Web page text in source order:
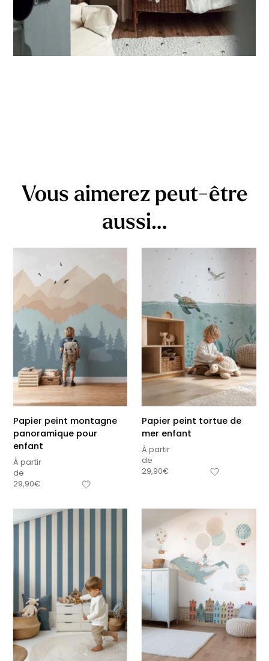
Vous aimerez peut-être
aussi…
Papier peint montagne
panoramique pour
enfant
À partir
de
29,90€
Papier peint tortue de
mer enfant
À partir
de
29,90€